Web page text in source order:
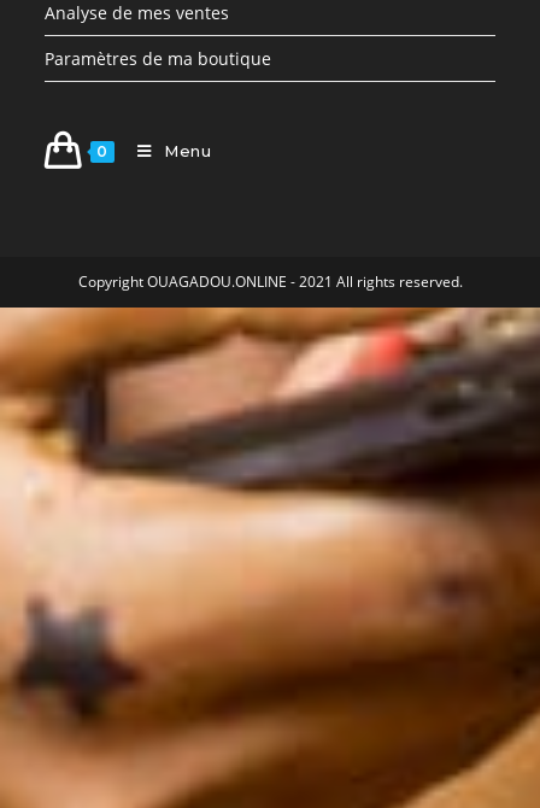
Analyse de mes ventes
Paramètres de ma boutique
0 Menu
Copyright OUAGADOU.ONLINE - 2021 All rights reserved.